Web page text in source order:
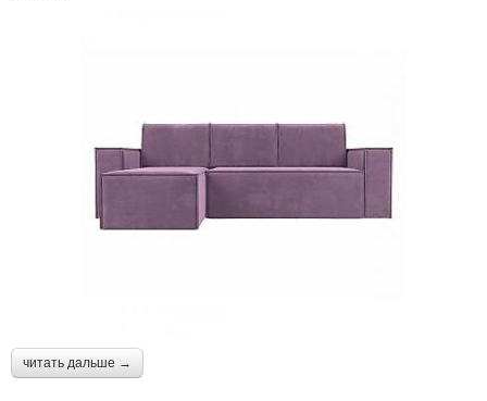
читать дальше →